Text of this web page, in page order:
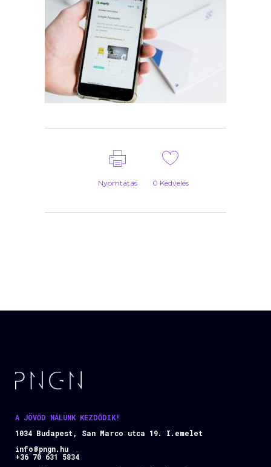
Nyomtatás 0 Kedvelés
A JÖVŐD NÁLUNK KEZDŐDIK!
1034 Budapest, San Marco utca 19. I.emelet
info@pngn.hu
+36 70 631 5834